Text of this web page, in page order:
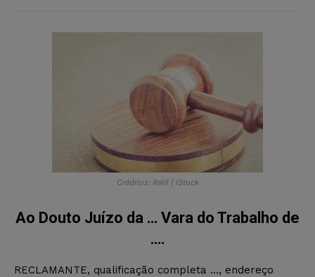
Créditos: Relif | iStock
Ao Douto Juízo da … Vara do Trabalho de
….
RECLAMANTE, qualificação completa …, endereço